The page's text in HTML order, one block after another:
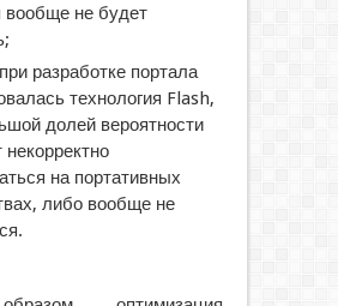
вообще не будет
разработке портала
технология Flash,
долей вероятности
на портативных
либо вообще не